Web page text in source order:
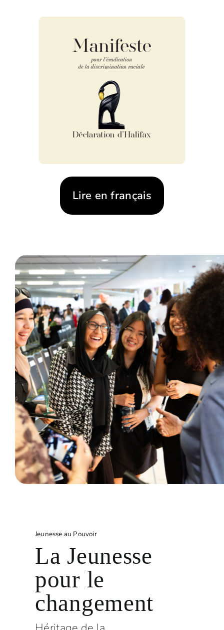
Lire en français
Jeunesse au Pouvoir
La Jeunesse
pour le
changement